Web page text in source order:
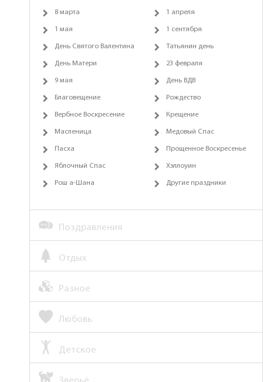
8 марта 1 апреля
1 мая 1 сентября
День Святого Валентина Татьянин день
День Матери 23 февраля
9 мая День ВДВ
Благовещение Рождество
Вербное Воскресение Крещение
Масленица Медовый Спас
Пасха Прощенное Воскресенье
Яблочный Спас Хэллоуин
Рош а-Шана Другие праздники
Поздравления
Отдых
Разное
Любовь
Детское